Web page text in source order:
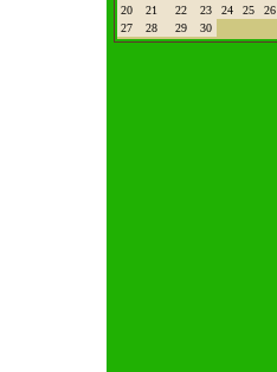
20
21 22 23 24 25
26
27
28 29 30